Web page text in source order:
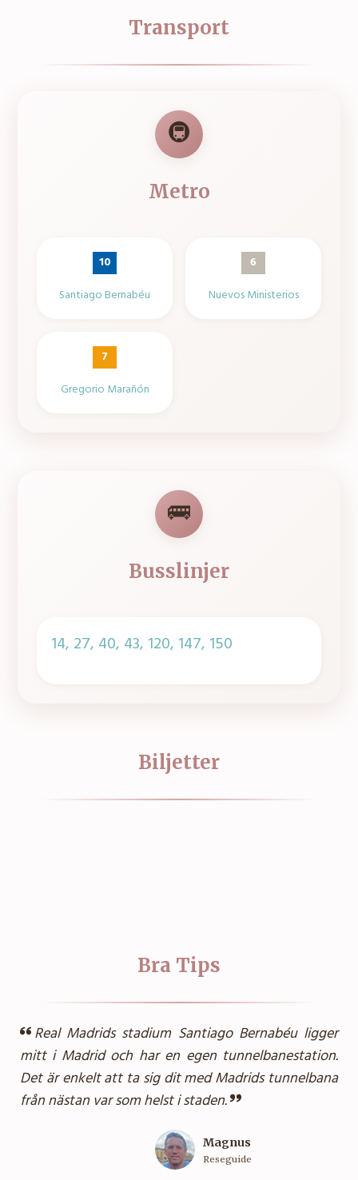
Bra Tips
Real Madrids stadium Santiago Bernabéu ligger
mitt i Madrid och har en egen tunnelbanestation.
Det är enkelt att ta sig dit med Madrids tunnelbana
från nästan var som helst i staden.
Magnus
Reseguide
Transport
🚇
Metro
10
Santiago Bernabéu
6
Nuevos Ministerios
7
Gregorio Marañón
🚌
Busslinjer
14, 27, 40, 43, 120, 147, 150
Biljetter